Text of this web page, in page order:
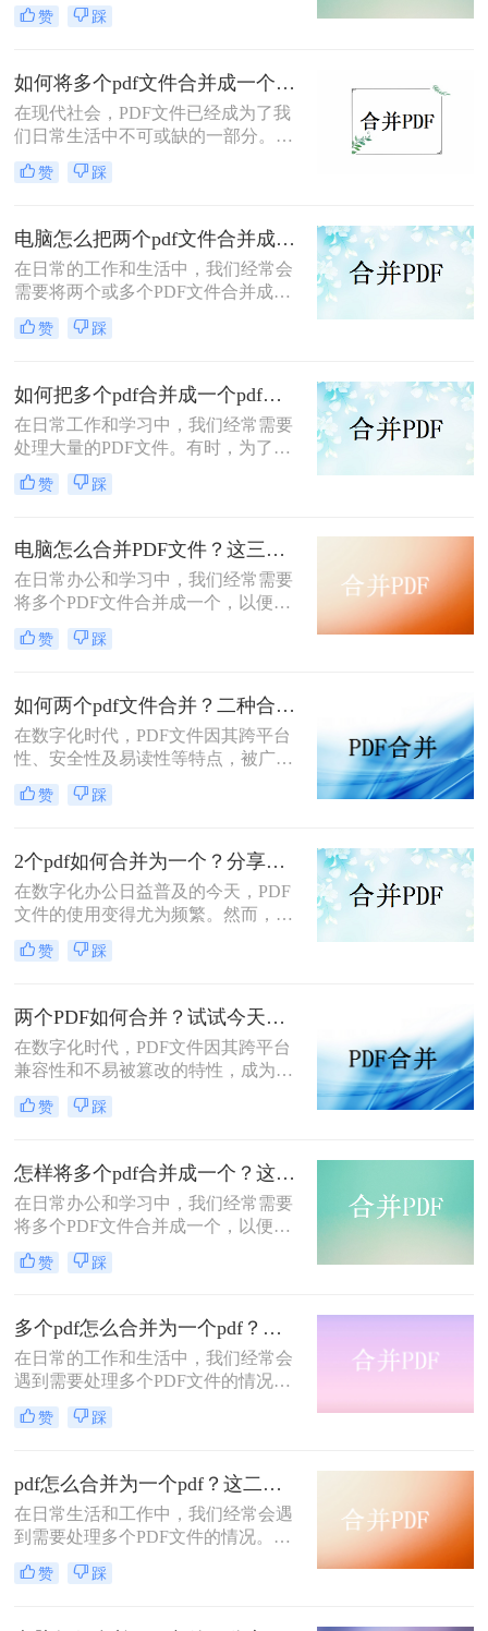
轻松应对这一需求。
成一个文档，以便于归档、分享或打
将介绍两种简单而有效的方法供大家
参考。
赞 踩
如何将多个pdf文件合并成一个？教你三招轻松搞定！
在现代社会，PDF文件已经成为了我
们日常生活中不可或缺的一部分。无
论是办公工作还是个人文档整理，我
们都经常需要处理大量的PDF文件。
呢？本文将详细介绍几种快速、简便
的方法，帮助您合并PDF文件，提高
工作效率。
赞 踩
电脑怎么把两个pdf文件合并成一个？这二招分分钟解决！
在日常的工作和生活中，我们经常会
需要将两个或多个PDF文件合并成一
个，以便于分享、保存或打印。本文
将详细介绍电脑怎么把两个pdf文件合
务。
赞 踩
如何把多个pdf合并成一个pdf？分享二种方法帮助你解决！
在日常工作和学习中，我们经常需要
处理大量的PDF文件。有时，为了方
便查阅和管理，我们会希望将多个
PDF文件合并成一个。那么如何把多
几种实用的方法，帮助你轻松实现多
个PDF文件的合并。
赞 踩
电脑怎么合并PDF文件？这三种方法不要错过！
在日常办公和学习中，我们经常需要
将多个PDF文件合并成一个，以便于
统一管理和分享。那么电脑怎么合并
PDF文件呢？本文将介绍几种在电脑
实现文件整合。
赞 踩
如何两个pdf文件合并？二种合并方法任你选择！
在数字化时代，PDF文件因其跨平台
性、安全性及易读性等特点，被广泛
用于各种场景，如工作汇报、学术研
究、资料共享等。然而，有时我们需
于统一管理和传阅。本文将详细介绍
如何两个pdf文件合并，帮助您轻松完
成这一任务。
赞 踩
2个pdf如何合并为一个？分享三种方法帮助你解决！
在数字化办公日益普及的今天，PDF
文件的使用变得尤为频繁。然而，有
时候我们可能会遇到需要将两个或多
个PDF文件合并为一个的情况，以便
2个pdf如何合并为一个呢？本文将为
您详细介绍几种实用的方法。
赞 踩
两个PDF如何合并？试试今天这两个方法！
在数字化时代，PDF文件因其跨平台
兼容性和不易被篡改的特性，成为了
我们工作、学习和生活中不可或缺的
一部分。然而，有时候我们需要将两
更好地管理和分享信息。那么，两个
PDF如何合并呢？本文将为您介绍几
种常见且实用的方法。
赞 踩
怎样将多个pdf合并成一个？这三种操作方法十分简单!
​在日常办公和学习中，我们经常需要
将多个PDF文件合并成一个，以便于
管理和分享。那么怎样将多个pdf合并
成一个呢？本文将介绍三种将多个
高效完成文件整合。
赞 踩
多个pdf怎么合并为一个pdf？这三种方法可以试一试！
在日常的工作和生活中，我们经常会
遇到需要处理多个PDF文件的情况。
为了方便查阅、分享或存储，将多个
PDF文件合并成一个单独的PDF文件
怎么合并为一个pdf呢？本文将为您介
绍三种实用的方法，帮助您轻松实现
多个PDF文件的合并。
赞 踩
pdf怎么合并为一个pdf？这二种方法都可以合并！
在日常生活和工作中，我们经常会遇
到需要处理多个PDF文件的情况。有
时，为了更方便地查阅、分享或存
储，我们会希望将这些分散的PDF文
赞 踩